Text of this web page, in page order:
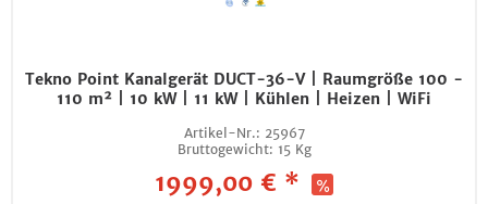
Tekno Point Kanalgerät DUCT-36-V | Raumgröße 100 -
110 m² | 10 kW | 11 kW | Kühlen | Heizen | WiFi
Artikel-Nr.: 25967
Bruttogewicht: 15 Kg
1999,00 € *